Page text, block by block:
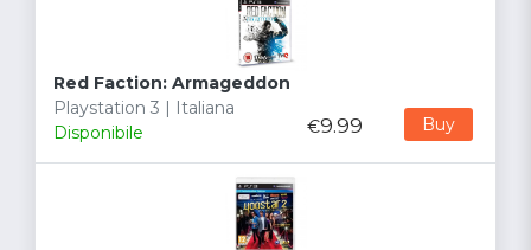
Red Faction: Armageddon
Playstation 3 | Italiana
Disponibile
€9.99 Buy